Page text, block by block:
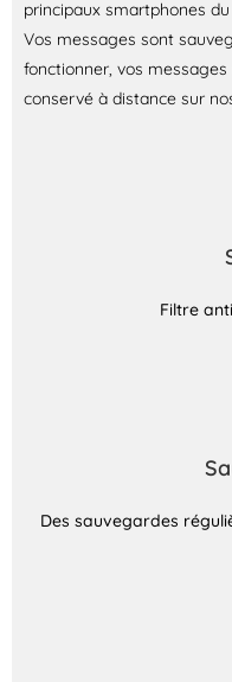
principaux smartphones
Vos messages sont
fonctionner, vos
conservé à distance sur
Filtre
Des sauvegardes